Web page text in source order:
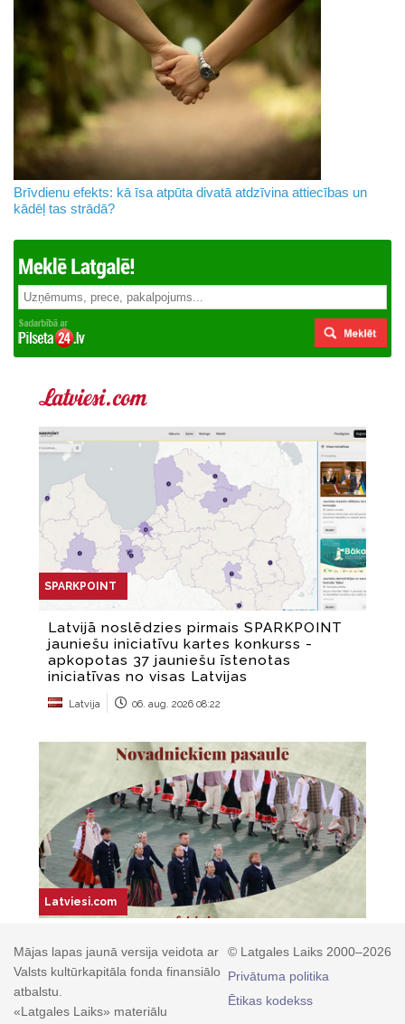
Brīvdienu efekts: kā īsa atpūta divatā atdzīvina attiecības un
kādēļ tas strādā?
© Latgales Laiks 2000–2026
Privātuma politika
Ētikas kodekss
Mājas lapas jaunā versija veidota ar
Valsts kultūrkapitāla fonda finansiālo
atbalstu.
«Latgales Laiks» materiālu